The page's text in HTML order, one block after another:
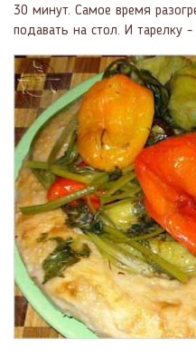
30 минут. Самое время
подавать на стол. И тарелку